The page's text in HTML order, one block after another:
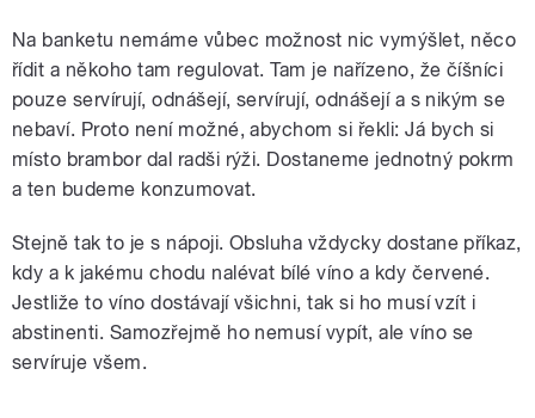
Na banketu nemáme vůbec možnost nic vymýšlet, něco
řídit a někoho tam regulovat. Tam je nařízeno, že číšníci
pouze servírují, odnášejí, servírují, odnášejí a s nikým se
nebaví. Proto není možné, abychom si řekli: Já bych si
místo brambor dal radši rýži. Dostaneme jednotný pokrm
a ten budeme konzumovat.
Stejně tak to je s nápoji. Obsluha vždycky dostane příkaz,
kdy a k jakému chodu nalévat bílé víno a kdy červené.
Jestliže to víno dostávají všichni, tak si ho musí vzít i
abstinenti. Samozřejmě ho nemusí vypít, ale víno se
servíruje všem.